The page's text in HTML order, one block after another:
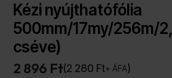
Kézi nyújthatófólia
500mm/17my/256m/
cséve)
2 896 Ft 2 280 Ft+ ÁFA